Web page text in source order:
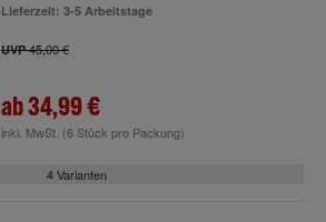
Lieferzeit: 3-5 Arbeitstage
UVP45,00 €
ab34,99 €
inkl. MwSt. (6 Stück pro Packung)
4 Varianten